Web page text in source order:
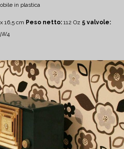
in plastica
16,5 cm Peso netto: 112 Oz 5 valvole: